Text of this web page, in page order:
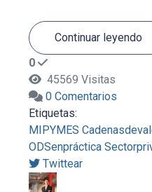
Continuar leyendo
0
45569 Visitas
0 Comentarios
Etiquetas:
MIPYMES
ODSenpráctica
Twittear